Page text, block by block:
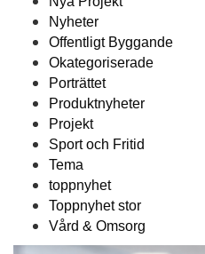
Nyheter
Offentligt Byggande
Okategoriserade
Porträttet
Produktnyheter
Projekt
Sport och Fritid
Tema
toppnyhet
Toppnyhet stor
Vård & Omsorg